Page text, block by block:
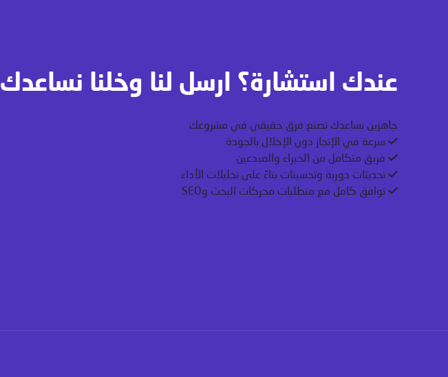
عندك استشارة؟ ارسل لنا وخلنا نساعدك
جاهزين نساعدك تصنع فرق حقيقي في مشروعك
سرعة في الإنجاز دون الإخلال بالجودة
فريق متكامل من الخبراء والمبدعين
تحديثات دورية وتحسينات بناءً على تحليلات الأداء
توافق كامل مع متطلبات محركات البحث وSEO